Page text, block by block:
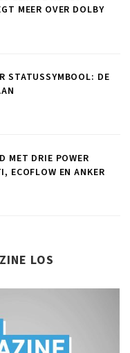
MEER OVER DOLBY
STATUSSYMBOOL: DE
MET DRIE POWER
ECOFLOW EN ANKER
LOS